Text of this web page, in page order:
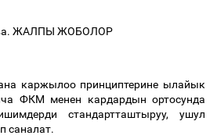
. ЖАЛПЫ ЖОБОЛОР
каржылоо принциптерине ылайык
ФКМ менен кардардын ортосунда
стандартташтыруу, ушул
саналат.